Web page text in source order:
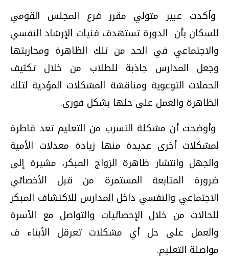
وأكدت عبير متولي مقرر فرع المجلس القومي
للسكان بأن الدورة تستهدف فنيات الإرشاد النفسي
والاجتماعي في الحد من تلك الظاهرة ومحاربتها
وجعل المدارس جاذبة للطلاب من خلال تكثيف
الحملات التوعوية ومناقشة المشكلات المؤدية لتلك
الظاهرة والعمل على حلها بشكل فورى.
وأوضحت أن مشكلة التسرب من التعليم تعد قاطرة
لمشكلات أخرى عديدة منها زيادة معدلات الأمية
والجهل وانتشار ظاهرة الزواج المبكر، مشيرة إلى
ضرورة المتابعة المستمرة من قبل الأخصائي
الاجتماعي والنفسي داخل المدارس للاكتشاف المبكر
للحالات من خلال الإحصائيات والتواصل مع الأسرة
والعمل على حل أي مشكلات تعرقل الأبناء ف
مواصلة التعليم.